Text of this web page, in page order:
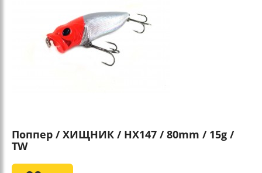
Поппер / ХИЩНИК / HX147 / 80mm / 15g /
TW